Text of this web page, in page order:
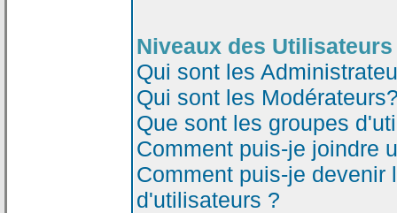
Niveaux des
Qui sont les
Qui sont les
Que sont les groupes
Comment puis-je joindre
Comment puis-je devenir
d'utilisateurs ?